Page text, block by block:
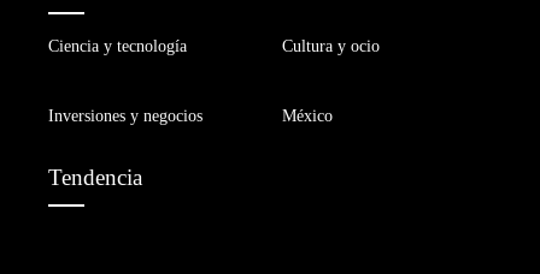
Ciencia y tecnología Cultura y ocio
Inversiones y negocios México
Tendencia